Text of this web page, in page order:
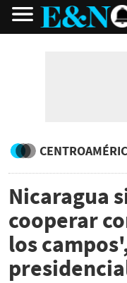
Nicaragua
cooperar
los